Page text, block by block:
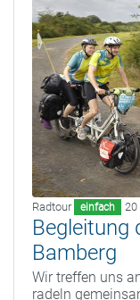
Radtour einfach 20
Begleitung
Bamberg
Wir treffen uns
radeln